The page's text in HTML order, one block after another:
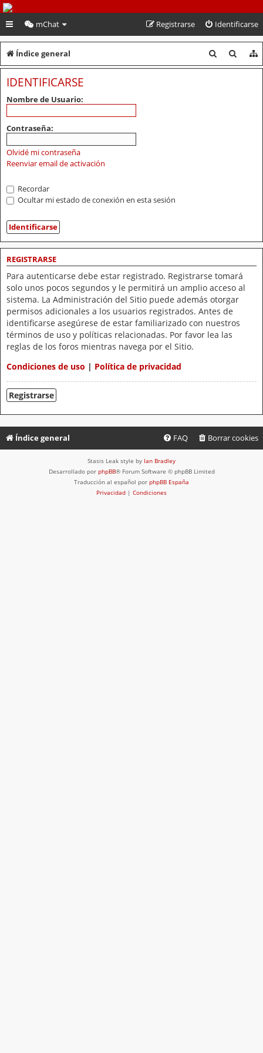
PeruVoley.com
mChat Identificarse
Registrarse
Índice general
u
u
IDENTIFICARSE
Nombre de Usuario:
Contraseña:
Olvidé mi contraseña
Reenviar email de activación
Recordar
Ocultar mi estado de conexión en esta sesión
REGISTRARSE
Para autenticarse debe estar registrado. Registrarse tomará
solo unos pocos segundos y le permitirá un amplio acceso al
sistema. La Administración del Sitio puede además otorgar
permisos adicionales a los usuarios registrados. Antes de
identificarse asegúrese de estar familiarizado con nuestros
términos de uso y políticas relacionadas. Por favor lea las
reglas de los foros mientras navega por el Sitio.
Condiciones de uso | Política de privacidad
Registrarse
Índice general Borrar cookies
FAQ
Stasis Leak style by Ian Bradley
Desarrollado por phpBB® Forum Software © phpBB Limited
Traducción al español por phpBB España
Privacidad | Condiciones